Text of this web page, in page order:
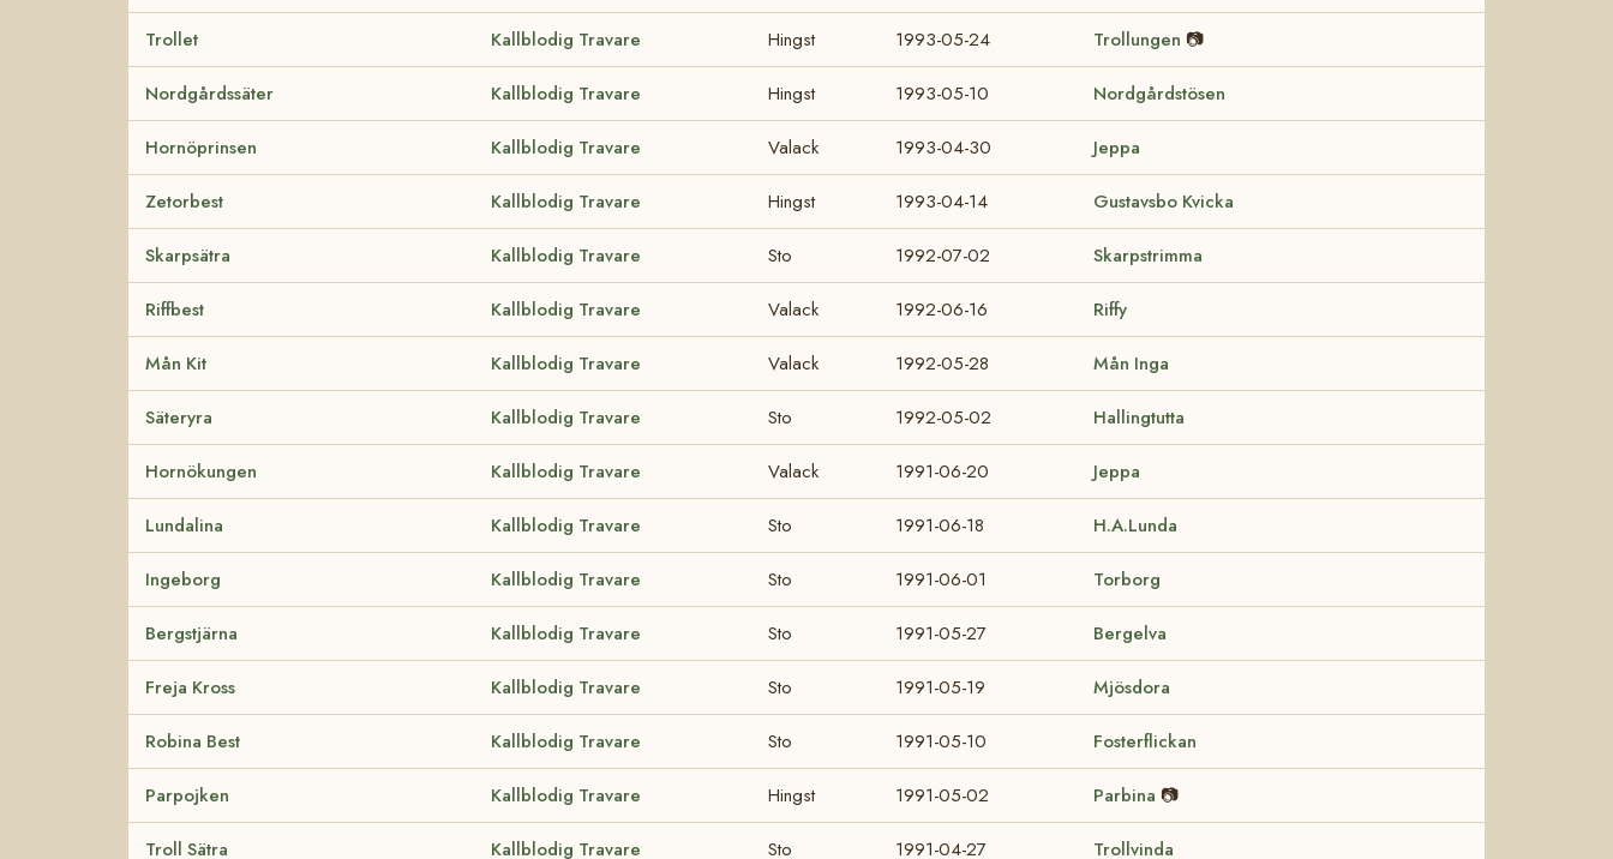
Trollet Kallblodig Travare Hingst 1993-05-24 Trollungen 📷
Nordgårdssäter Kallblodig Travare Hingst 1993-05-10 Nordgårdstösen
Hornöprinsen Kallblodig Travare Valack 1993-04-30 Jeppa
Zetorbest Kallblodig Travare Hingst 1993-04-14 Gustavsbo Kvicka
Skarpsätra Kallblodig Travare Sto 1992-07-02 Skarpstrimma
Riffbest Kallblodig Travare Valack 1992-06-16 Riffy
Mån Kit Kallblodig Travare Valack 1992-05-28 Mån Inga
Säteryra Kallblodig Travare Sto 1992-05-02 Hallingtutta
Hornökungen Kallblodig Travare Valack 1991-06-20 Jeppa
Lundalina Kallblodig Travare Sto 1991-06-18 H.A.Lunda
Ingeborg Kallblodig Travare Sto 1991-06-01 Torborg
Bergstjärna Kallblodig Travare Sto 1991-05-27 Bergelva
Freja Kross Kallblodig Travare Sto 1991-05-19 Mjösdora
Robina Best Kallblodig Travare Sto 1991-05-10 Fosterflickan
Parpojken Kallblodig Travare Hingst 1991-05-02 Parbina 📷
Troll Sätra Kallblodig Travare Sto 1991-04-27 Trollvinda